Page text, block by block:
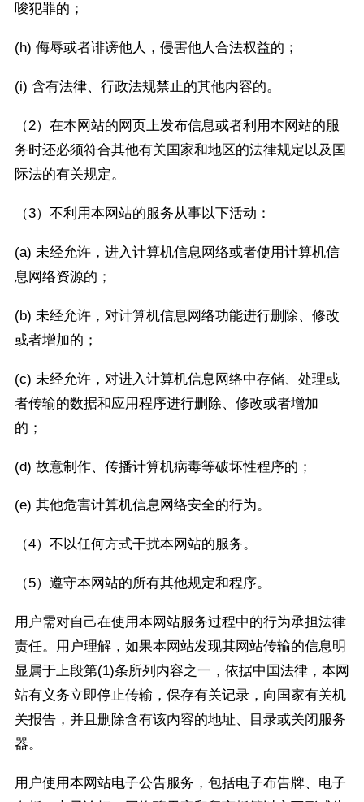
唆犯罪的；
(h) 侮辱或者诽谤他人，侵害他人合法权益的；
(i) 含有法律、行政法规禁止的其他内容的。
（2）在本网站的网页上发布信息或者利用本网站的服
务时还必须符合其他有关国家和地区的法律规定以及国
际法的有关规定。
（3）不利用本网站的服务从事以下活动：
(a) 未经允许，进入计算机信息网络或者使用计算机信
息网络资源的；
(b) 未经允许，对计算机信息网络功能进行删除、修改
或者增加的；
(c) 未经允许，对进入计算机信息网络中存储、处理或
者传输的数据和应用程序进行删除、修改或者增加
的；
(d) 故意制作、传播计算机病毒等破坏性程序的；
(e) 其他危害计算机信息网络安全的行为。
（4）不以任何方式干扰本网站的服务。
（5）遵守本网站的所有其他规定和程序。
用户需对自己在使用本网站服务过程中的行为承担法律
责任。用户理解，如果本网站发现其网站传输的信息明
显属于上段第(1)条所列内容之一，依据中国法律，本网
站有义务立即停止传输，保存有关记录，向国家有关机
关报告，并且删除含有该内容的地址、目录或关闭服务
器。
用户使用本网站电子公告服务，包括电子布告牌、电子